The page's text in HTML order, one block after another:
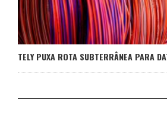
TELY PUXA ROTA SUBTERRÂNEA PARA